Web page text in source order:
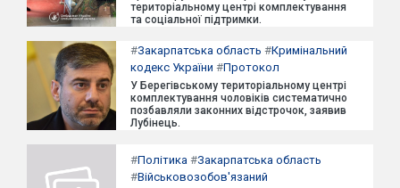
територіальному центрі комплектування
та соціальної підтримки.
#Закарпатська область #Кримінальний
кодекс України #Протокол
У Берегівському територіальному центрі
комплектування чоловіків систематично
позбавляли законних відстрочок, заявив
Лубінець.
#Політика #Закарпатська область
#Військовозобов'язаний